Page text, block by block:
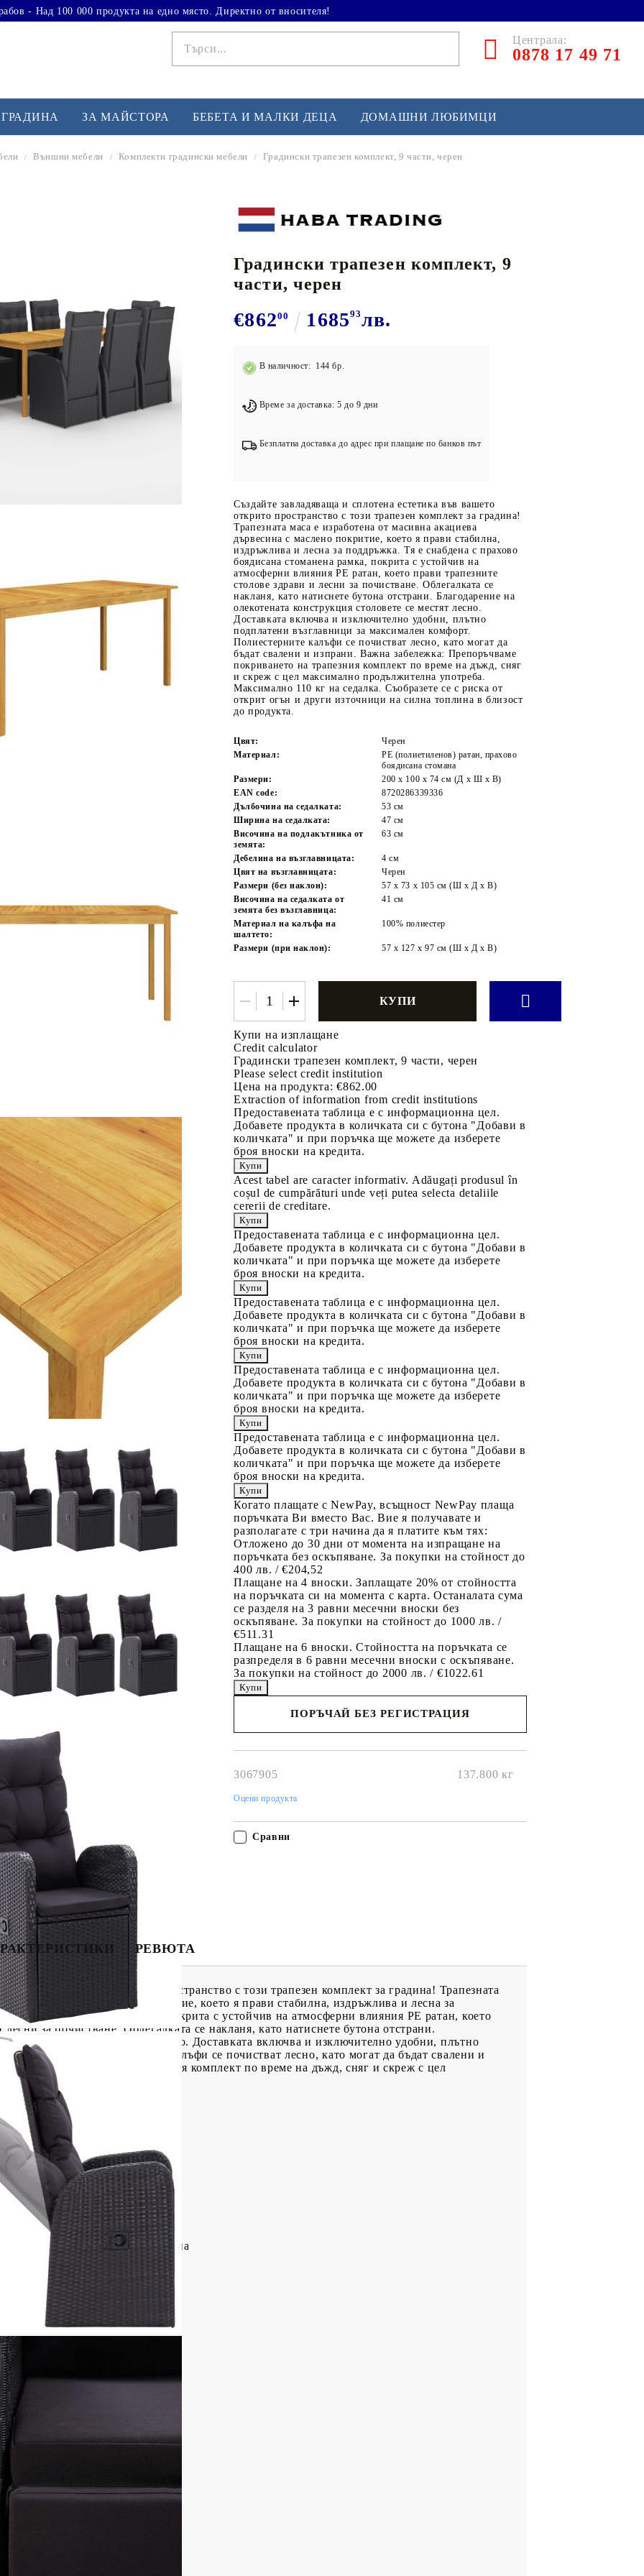
- Над 100 000 продукта на едно място. Директно от вносителя!
Централа:
0878 17 49 71
Тренажори за баланс
Подложки за фитнес уреди
Лостове за набиране
Силови кули
Йога и пилатес
Баскетбол
Бейзбол и софтбол
Хокей и лакрос
Основно спортно оборудване
ЗА МАЙСТОРА БЕБЕТА И МАЛКИ ДЕЦА ДОМАШНИ ЛЮБИМЦИ
Външни мебели Комплекти градински мебели Градински трапезен комплект, 9 части, черен
Градински трапезен комплект, 9
части, черен
€86200 168593лв.
В наличност: 144 бр.
Време за доставка: 5 до 9 дни
Безплатна доставка до адрес при плащане по банков път
Създайте завладяваща и сплотена естетика във вашето
открито пространство с този трапезен комплект за градина!
Трапезната маса е изработена от масивна акациева
дървесина с маслено покритие, което я прави стабилна,
издръжлива и лесна за поддръжка. Тя е снабдена с прахово
боядисана стоманена рамка, покрита с устойчив на
атмосферни влияния РЕ ратан, което прави трапезните
столове здрави и лесни за почистване. Облегалката се
накланя, като натиснете бутона отстрани. Благодарение на
олекотената конструкция столовете се местят лесно.
Доставката включва и изключително удобни, плътно
подплатени възглавници за максимален комфорт.
Полиестерните калъфи се почистват лесно, като могат да
бъдат свалени и изпрани. Важна забележка: Препоръчваме
покриването на трапезния комплект по време на дъжд, сняг
и скреж с цел максимално продължителна употреба.
Максимално 110 кг на седалка. Съобразете се с риска от
открит огън и други източници на силна топлина в близост
до продукта.
Цвят:
Черен
Материал:
PE (полиетиленов) ратан, прахово
боядисана стомана
Размери:
200 х 100 х 74 см (Д х Ш х В)
EAN code:
8720286339336
Дълбочина на седалката:
53 см
Ширина на седалката:
47 см
Височина на подлакътника от
земята:
63 см
Дебелина на възглавницата:
4 см
Цвят на възглавницата:
Черен
Размери (без наклон):
57 x 73 x 105 см (Ш x Д x В)
Височина на седалката от
земята без възглавница:
41 см
Материал на калъфа на
шалтето:
100% полиестер
Размери (при наклон): 57 x 127 x 97 см (Ш х Д х В)
Купи на изплащане
Credit calculator
Градински трапезен комплект, 9 части, черен
Please select credit institution
Цена на продукта: €862.00
Extraction of information from credit institutions
Предоставената таблица е с информационна цел.
Добавете продукта в количката си с бутона "Добави в
количката" и при поръчка ще можете да изберете
броя вноски на кредита.
Acest tabel are caracter informativ. Adăugați produsul în
coșul de cumpărături unde veți putea selecta detaliile
cererii de creditare.
Предоставената таблица е с информационна цел.
Добавете продукта в количката си с бутона "Добави в
количката" и при поръчка ще можете да изберете
броя вноски на кредита.
Предоставената таблица е с информационна цел.
Добавете продукта в количката си с бутона "Добави в
количката" и при поръчка ще можете да изберете
броя вноски на кредита.
Предоставената таблица е с информационна цел.
Добавете продукта в количката си с бутона "Добави в
количката" и при поръчка ще можете да изберете
броя вноски на кредита.
Предоставената таблица е с информационна цел.
Добавете продукта в количката си с бутона "Добави в
количката" и при поръчка ще можете да изберете
броя вноски на кредита.
Когато плащате с NewPay, всъщност NewPay плаща
поръчката Ви вместо Вас. Вие я получавате и
разполагате с три начина да я платите към тях:
Отложено до 30 дни от момента на изпращане на
поръчката без оскъпяване. За покупки на стойност до
400 лв. / €204,52
Плащане на 4 вноски. Заплащате 20% от стойността
на поръчката си на момента с карта. Останалата сума
се разделя на 3 равни месечни вноски без
оскъпяване. За покупки на стойност до 1000 лв. /
€511.31
Плащане на 6 вноски. Стойността на поръчката се
разпределя в 6 равни месечни вноски с оскъпяване.
За покупки на стойност до 2000 лв. / €1022.61
ПОРЪЧАЙ БЕЗ РЕГИСТРАЦИЯ
3067905 137.800 кг
Оцени продукта
Сравни
РЕВЮТА
във вашето открито пространство с този трапезен комплект за градина! Трапезната
дървесина с маслено покритие, което я прави стабилна, издръжлива и лесна за
боядисана стоманена рамка, покрита с устойчив на атмосферни влияния РЕ ратан, което
за почистване. Облегалката се накланя, като натиснете бутона отстрани.
столовете се местят лесно. Доставката включва и изключително удобни, плътно
комфорт. Полиестерните калъфи се почистват лесно, като могат да бъдат свалени и
покриването на трапезния комплект по време на дъжд, сняг и скреж с цел
с маслено покритие
х Ш х В)
прахово боядисана стомана
100% полиестер
x 105 см (Ш x Д x В)
x 97 см (Ш х Д х В)
без възглавница: 41 см
земята: 63 см